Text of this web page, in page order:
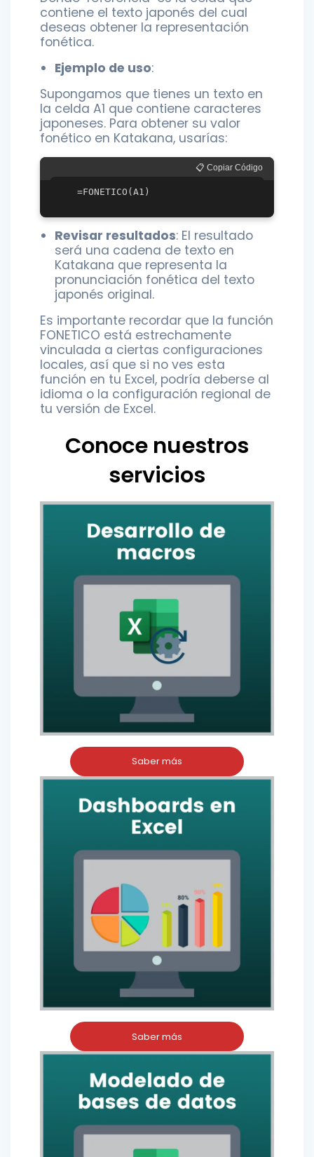
contiene el texto japonés del cual
deseas obtener la representación
fonética.
Ejemplo de uso:
Supongamos que tienes un texto en
la celda A1 que contiene caracteres
japoneses. Para obtener su valor
fonético en Katakana, usarías:
📋 Copiar Código
Revisar resultados: El resultado
será una cadena de texto en
Katakana que representa la
pronunciación fonética del texto
japonés original.
Es importante recordar que la función
FONETICO está estrechamente
vinculada a ciertas configuraciones
locales, así que si no ves esta
función en tu Excel, podría deberse al
idioma o la configuración regional de
tu versión de Excel.
Conoce nuestros
servicios
Saber más
Saber más